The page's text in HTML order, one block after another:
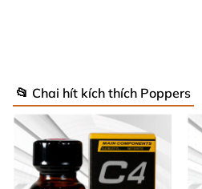
📂 Chai hít kích thích Poppers